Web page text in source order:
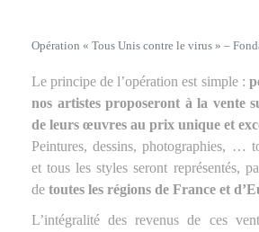
Opération « Tous Unis contre le virus » –
Le principe de l’opération est simple :
nos artistes proposeront à la vente
de leurs œuvres au prix unique et
Peintures, dessins, photographies, …
et tous les styles seront représentés,
de toutes les régions de France et
L’intégralité des revenus de ces